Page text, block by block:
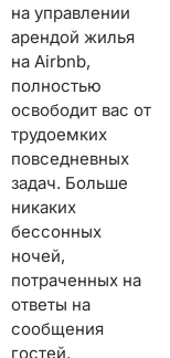
на управлении
арендой жилья
на Airbnb,
полностью
освободит вас от
трудоемких
повседневных
задач. Больше
никаких
бессонных
ночей,
потраченных на
ответы на
сообщения
гостей,
круглосуточной
поддержке
гостей,
профессиональной
уборке, смене
постельного
белья,
профилактическому
обслуживанию и
автоматическому
пополнению
запасов – ваша
аренда будет
работать в
автоматическом
профессиональных
приоритетах,
одновременно
максимизируя
свой доход от
аренды
благодаря нашим
гостиничным
стандартам,
которые
гарантируют
отличные отзывы
и высокое
позиционирование
на платформах